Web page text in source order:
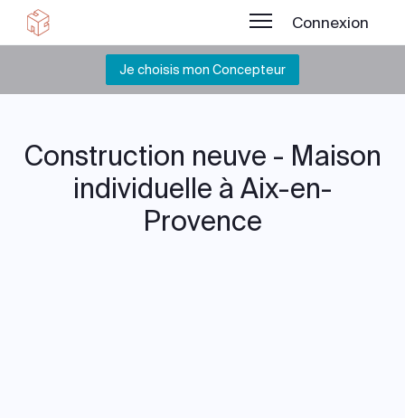
Connexion
Je choisis mon Concepteur
Construction neuve - Maison
individuelle à Aix-en-
Provence